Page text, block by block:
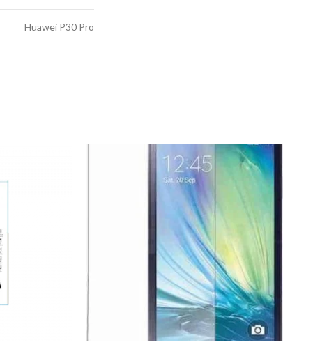
Huawei P30 Pro